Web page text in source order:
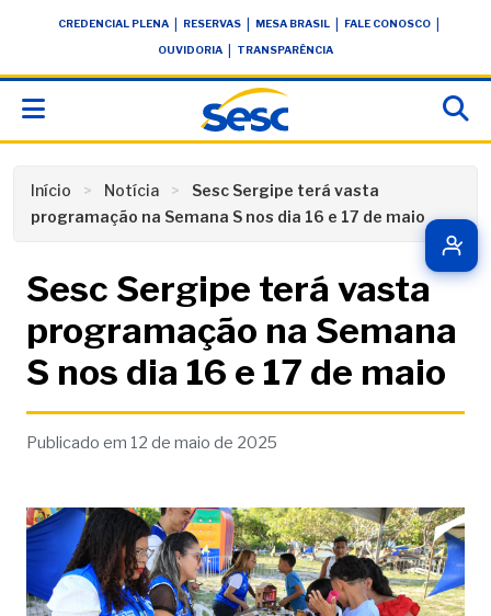
conteúdoCREDENCIAL PLENA RESERVAS MESA BRASIL FALE CONOSCO
OUVIDORIA TRANSPARÊNCIA
Início Notícia
Sesc Sergipe terá vasta
programação na Semana S nos dia 16 e 17 de maio
Sesc Sergipe terá vasta
programação na Semana
S nos dia 16 e 17 de maio
Publicado em 12 de maio de 2025